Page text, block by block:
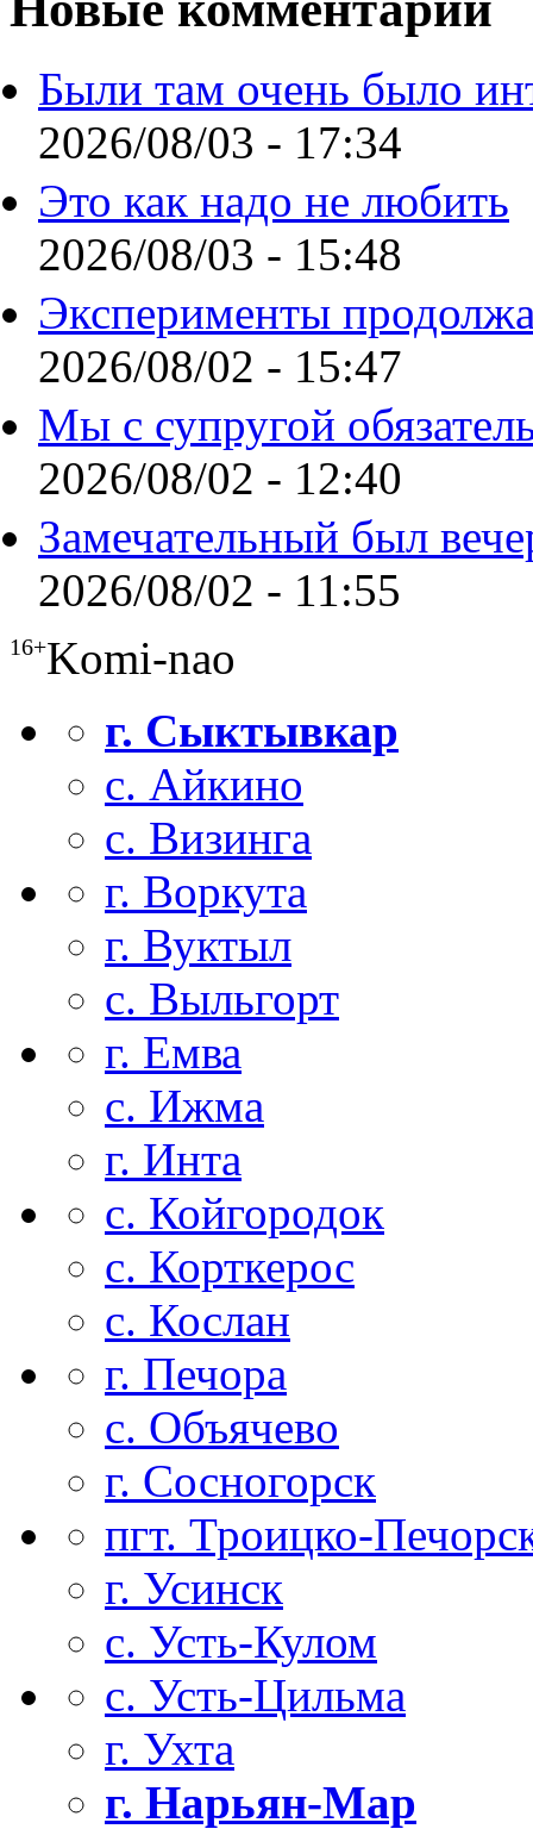
Были там очень было
2026/08/03 - 17:34
Это как надо не любить
2026/08/03 - 15:48
Эксперименты
2026/08/02 - 15:47
Мы с супругой
2026/08/02 - 12:40
Замечательный был
2026/08/02 - 11:55
16+Komi-nao
г. Сыктывкар
с. Айкино
с. Визинга
г. Воркута
г. Вуктыл
с. Выльгорт
г. Емва
с. Ижма
г. Инта
с. Койгородок
с. Корткерос
с. Кослан
г. Печора
с. Объячево
г. Сосногорск
пгт. Троицко-
г. Усинск
с. Усть-Кулом
с. Усть-Цильма
г. Ухта
г. Нарьян-Мар